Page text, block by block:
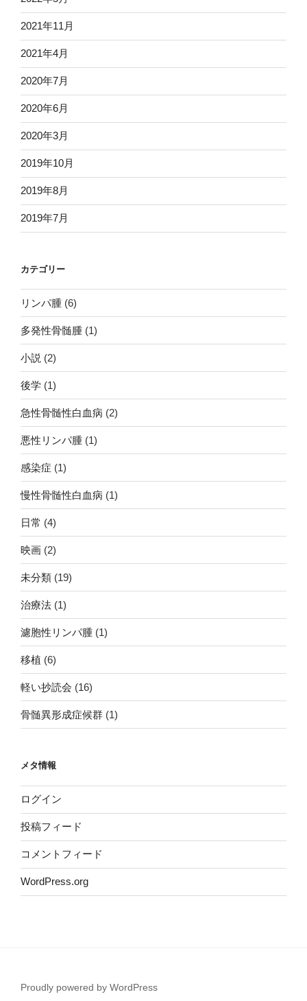
2021年11月
2021年4月
2020年7月
2020年6月
2020年3月
2019年10月
2019年8月
2019年7月
カテゴリー
リンパ腫 (6)
多発性骨髄腫 (1)
小説 (2)
後学 (1)
急性骨髄性白血病 (2)
悪性リンパ腫 (1)
感染症 (1)
慢性骨髄性白血病 (1)
日常 (4)
映画 (2)
未分類 (19)
治療法 (1)
濾胞性リンパ腫 (1)
移植 (6)
軽い抄読会 (16)
骨髄異形成症候群 (1)
メタ情報
ログイン
投稿フィード
コメントフィード
WordPress.org
Proudly powered by WordPress